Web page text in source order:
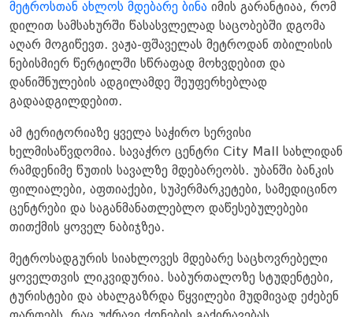
მეტროსთან ახლოს მდებარე ბინა იმის გარანტიაა, რომ
დილით სამსახურში წასასვლელად საცობებში დგომა
აღარ მოგიწევთ. ვაჟა-ფშაველას მეტროდან თბილისის
ნებისმიერ წერტილში სწრაფად მოხვდებით და
დანიშნულების ადგილამდე შეუფერხებლად
გადაადგილდებით.
ამ ტერიტორიაზე ყველა საჭირო სერვისი
ხელმისაწვდომია. სავაჭრო ცენტრი City Mall სახლიდან
რამდენიმე წუთის სავალზე მდებარეობს. უბანში ბანკის
ფილიალები, აფთიაქები, სუპერმარკეტები, სამედიცინო
ცენტრები და საგანმანათლებლო დაწესებულებები
თითქმის ყოველ ნაბიჯზეა.
მეტროსადგურის სიახლოვეს მდებარე საცხოვრებელი
ყოველთვის ლიკვიდურია. საბურთალოზე სტუდენტები,
ტურისტები და ახალგაზრდა წყვილები მუდმივად ეძებენ